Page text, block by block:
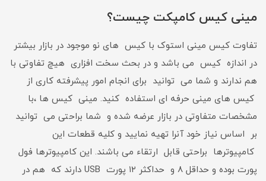
مینی کیس کامپکت چیست؟
تفاوت کیس مینی استوک با کیس های نو موجود در بازار بیشتر
در اندازه کیس می باشد و در بحث سخت افزاری هیچ تفاوتی با
هم ندارند و شما می توانید برای انجام امور پیشرفته کاری از
کیس های مینی حرفه ای استفاده کنید. مینی کیس ها ،با
مشخصات متفاوتی در بازار عرضه شده و شما براحتی می توانید
بر اساس نیاز خود آنرا تهیه نمایید و کلیه قطعات این
کامپیوترها براحتی قابل ارتقاء می باشند. این کامپیوترها فول
پورت بوده و حداقل ۸ و حداکثر ۱۲ پورت USB دارند که هم در